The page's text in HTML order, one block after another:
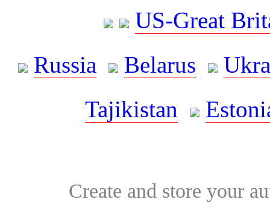
US-Great
Russia
Belarus
Tajikistan
Create and store your